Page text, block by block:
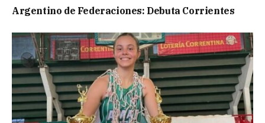
Argentino de Federaciones: Debuta Corrientes